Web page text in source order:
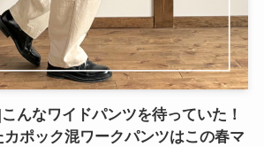
んなワイドパンツを待っていた！
ポック混ワークパンツはこの春マ